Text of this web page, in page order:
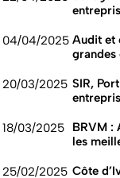
04/04/2025 Audit et
grandes
20/03/2025 SIR,
18/03/2025
BRVM :
les
25/02/2025 Côte